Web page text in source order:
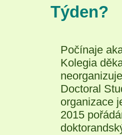
Týden?
Počínaje
Kolegia
Doctoral
organizace
2015